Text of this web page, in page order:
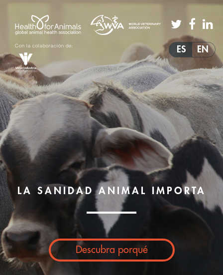
Con la colaboración de: ES EN
LA SANIDAD ANIMAL IMPORTA
Descubra porqué